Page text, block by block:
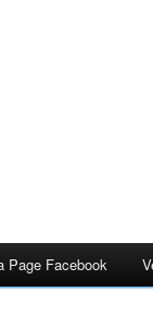
Page Facebook